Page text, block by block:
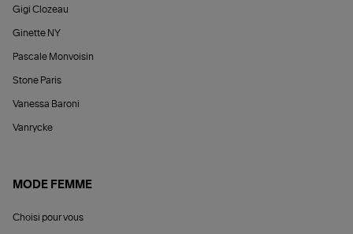
Gigi Clozeau
Ginette NY
Pascale Monvoisin
Stone Paris
Vanessa Baroni
Vanrycke
MODE FEMME
Choisi pour vous